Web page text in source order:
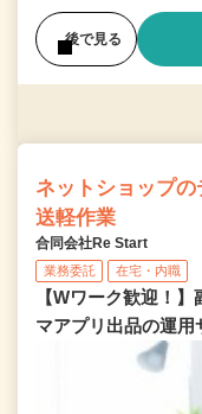
後で見る
ネットショップ
送軽作業
合同会社Re Start
業務委託 在宅・内職
【Wワーク歓迎！
マアプリ出品の運